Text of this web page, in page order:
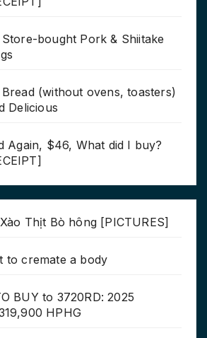
bought Pork & Shiitake
(without ovens, toasters)
Delicious
Again, $46, What did I buy?
Thịt Bò hông [PICTURES]
to cremate a body
BUY to 3720RD: 2025
HPHG